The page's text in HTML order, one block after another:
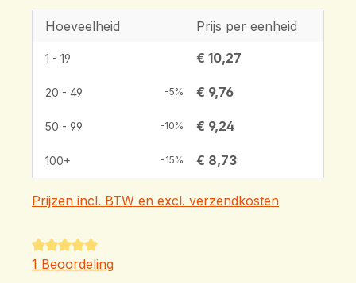
Hoeveelheid Prijs per eenheid
1 - 19 € 10,27
20 - 49 -5% € 9,76
50 - 99 -10% € 9,24
100+ -15% € 8,73
Prijzen incl. BTW en excl. verzendkosten
Gemiddelde waardering van 5 van 5 sterren
1 Beoordeling